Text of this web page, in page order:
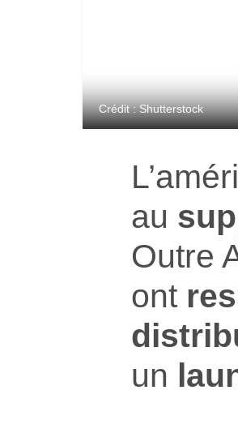
Crédit : Shutterstock
au
Outre
ont
un